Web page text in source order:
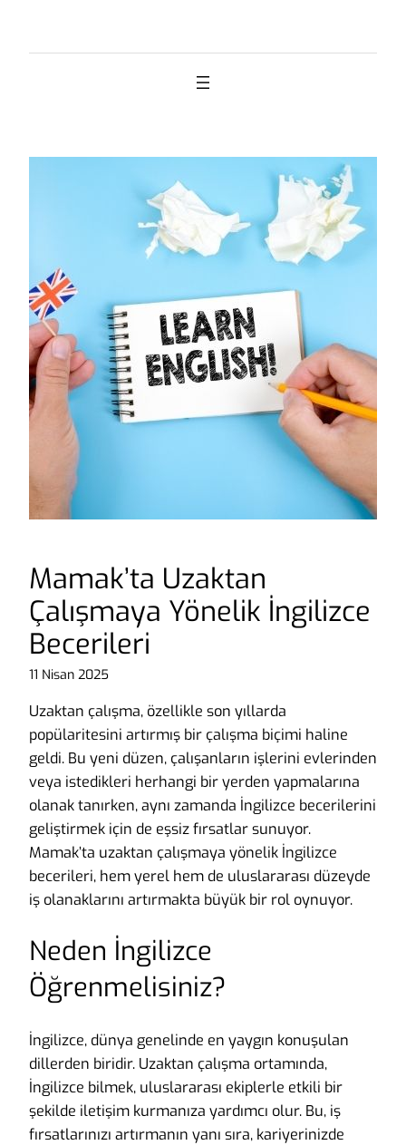
Mamak’ta Uzaktan
Çalışmaya Yönelik İngilizce
Becerileri
11 Nisan 2025
Uzaktan çalışma, özellikle son yıllarda
popülaritesini artırmış bir çalışma biçimi haline
geldi. Bu yeni düzen, çalışanların işlerini evlerinden
veya istedikleri herhangi bir yerden yapmalarına
olanak tanırken, aynı zamanda İngilizce becerilerini
geliştirmek için de eşsiz fırsatlar sunuyor.
Mamak’ta uzaktan çalışmaya yönelik İngilizce
becerileri, hem yerel hem de uluslararası düzeyde
iş olanaklarını artırmakta büyük bir rol oynuyor.
Neden İngilizce
Öğrenmelisiniz?
İngilizce, dünya genelinde en yaygın konuşulan
dillerden biridir. Uzaktan çalışma ortamında,
İngilizce bilmek, uluslararası ekiplerle etkili bir
şekilde iletişim kurmanıza yardımcı olur. Bu, iş
fırsatlarınızı artırmanın yanı sıra, kariyerinizde